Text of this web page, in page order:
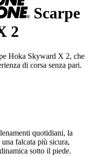
Scarpe
2
Hoka Skyward X 2, che
di corsa senza pari.
quotidiani, la
falcata più sicura,
sotto il piede.